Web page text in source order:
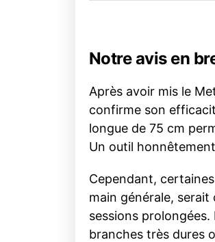
Notre avis en
Après avoir mis le
confirme son
longue de 75 cm
Un outil
Cependant,
main générale,
sessions prolongées.
branches très dures